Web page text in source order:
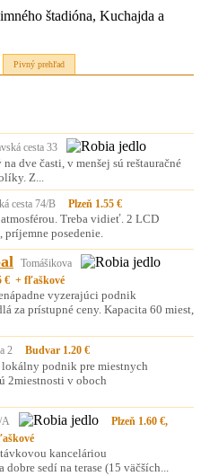
štadióna, Kuchajda a
Pivný prehľad
cesta 33
dve časti, v menšej sú reštauračné
Z...
cesta 74/B Plzeň 1.55 €
Treba vidieť. 2 LCD
príjemne posedenie.
Tomášikova
€ + fľaškové
vyzerajúci podnik
za prístupné ceny. Kapacita 60 miest,
2 Budvar 1.20 €
lokálny podnik pre miestnych
2miestnosti v oboch
A
Plzeň 1.60 €,
kanceláriou
sedí na terase (15 väčších...